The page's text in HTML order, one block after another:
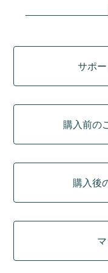
サポ
購入前の
購入後